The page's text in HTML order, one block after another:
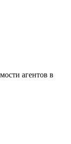
агентов в